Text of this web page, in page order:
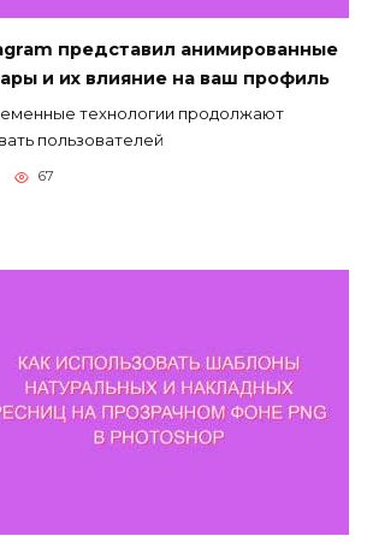
представил анимированные
и их влияние на ваш профиль
технологии продолжают
пользователей
67